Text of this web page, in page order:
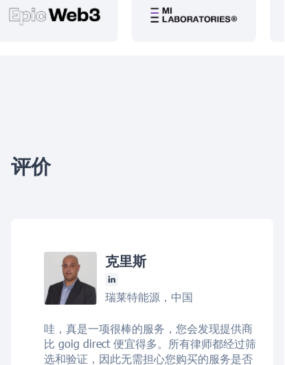
评价
克里斯
瑞莱特能源，中国
哇，真是一项很棒的服务，您会发现提供商
比 goig direct 便宜得多。所有律师都经过筛
选和验证，因此无需担心您购买的服务是否